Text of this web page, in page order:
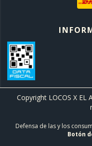
Copyright LOCOS X EL
Defensa de las y los
Botón